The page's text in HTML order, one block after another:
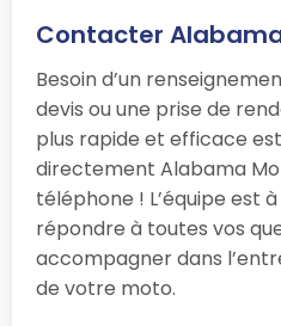
Contacter
Besoin d’un
devis ou une prise de
plus rapide et efficace
directement Alabama
téléphone ! L’équipe est
répondre à toutes vos
accompagner dans
de votre moto.